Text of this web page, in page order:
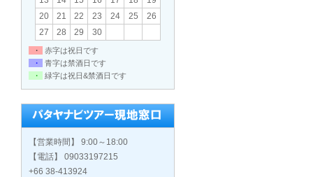
20
21 22 23 24 25
26
27
28 29 30
・
赤字は祝日です
・
青字は禁酒日です
・
緑字は祝日&禁酒日です
【営業時間】 9:00～18:00
【電話】 09033197215
+66 38-413924